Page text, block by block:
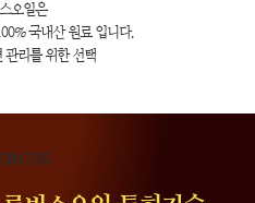
오일은
국내산 원료 입니다.
관리를 위한 선택